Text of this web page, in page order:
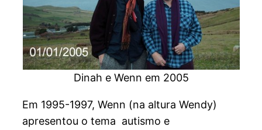
Dinah e Wenn em 2005
Em 1995-1997, Wenn (na altura Wendy)
apresentou o tema autismo e